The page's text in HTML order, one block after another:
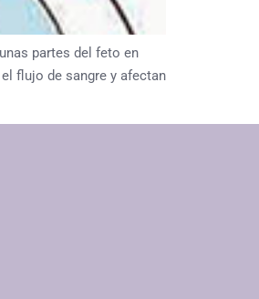
partes del feto en
flujo de sangre y afectan